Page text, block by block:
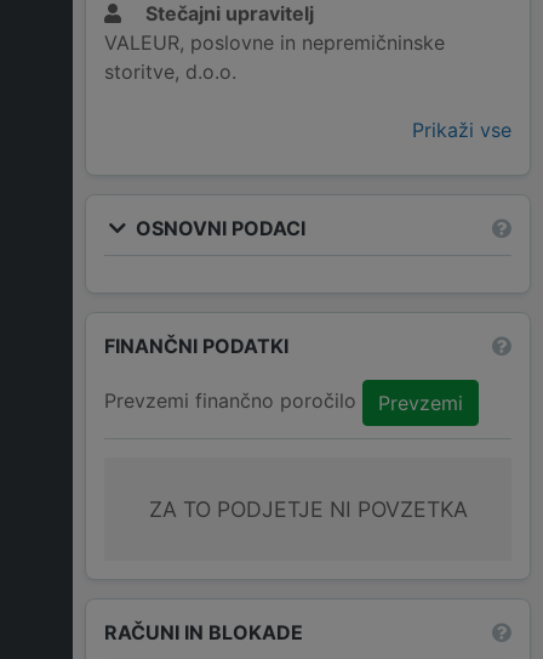
Stečajni upravitelj
VALEUR, poslovne in nepremičninske
storitve, d.o.o.
Prikaži vse
OSNOVNI PODACI
FINANČNI PODATKI
Prevzemi finančno poročilo Prevzemi
ZA TO PODJETJE NI POVZETKA
RAČUNI IN BLOKADE